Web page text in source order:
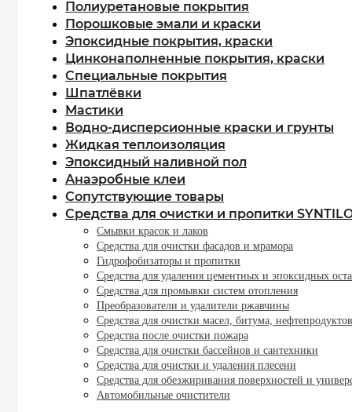
Полиуретановые покрытия
Порошковые эмали и краски
Эпоксидные покрытия, краски
Цинконаполненные покрытия, краски
Специальные покрытия
Шпатлёвки
Мастики
Водно-дисперсионные краски и грунты
Жидкая теплоизоляция
Эпоксидный наливной пол
Анаэробные клеи
Сопутствующие товары
Средства для очистки и пропитки
Смывки красок и лаков
Средства для очистки фасадов и мрамора
Гидрофобизаторы и пропитки
Средства для удаления цементных и эпоксидных
Средства для промывки систем отопления
Преобразователи и удалители ржавчины
Средства для очистки масел, битума, нефтепродуктов
Средства после очистки пожара
Средства для очистки бассейнов и сантехники
Средства для очистки и удаления плесени
Средства для обезжиривания поверхностей и
Автомобильные очистители